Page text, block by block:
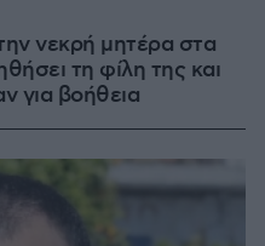
νεκρή μητέρα στα
τη φίλη της και
για βοήθεια